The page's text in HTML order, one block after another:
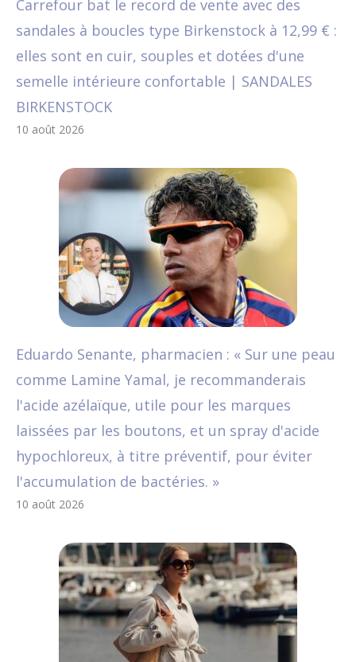
Carrefour bat le record de vente avec des
sandales à boucles type Birkenstock à 12,99 € :
elles sont en cuir, souples et dotées d'une
semelle intérieure confortable | SANDALES
BIRKENSTOCK
10 août 2026
Eduardo Senante, pharmacien : « Sur une peau
comme Lamine Yamal, je recommanderais
l'acide azélaïque, utile pour les marques
laissées par les boutons, et un spray d'acide
hypochloreux, à titre préventif, pour éviter
l'accumulation de bactéries. »
10 août 2026